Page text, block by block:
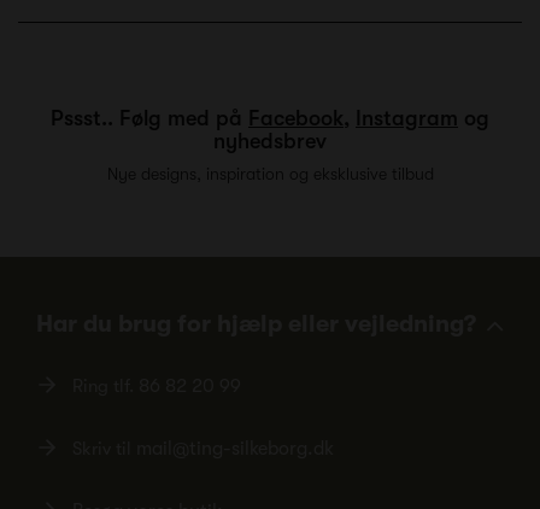
Pssst.. Følg med på Facebook, Instagram og
nyhedsbrev
Nye designs, inspiration og eksklusive tilbud